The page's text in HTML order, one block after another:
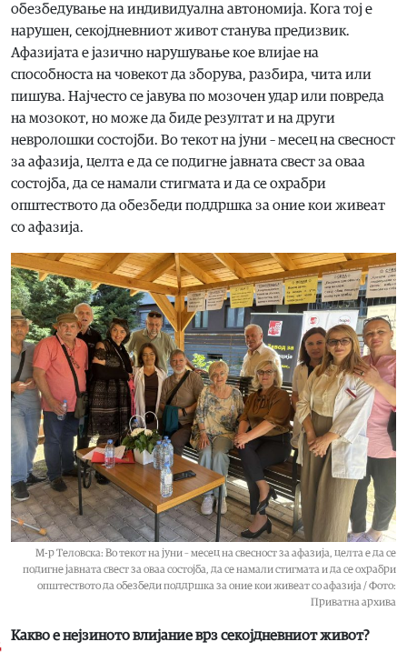
обезбедување на индивидуална автономија. Кога тој е
нарушен, секојдневниот живот станува предизвик.
Афазијата е јазично нарушување кое влијае на
способноста на човекот да зборува, разбира, чита или
пишува. Најчесто се јавува по мозочен удар или повреда
на мозокот, но може да биде резултат и на други
невролошки состојби. Во текот на јуни – месец на свесност
за афазија, целта е да се подигне јавната свест за оваа
состојба, да се намали стигмата и да се охрабри
општеството да обезбеди поддршка за оние кои живеат
со афазија.
М-р Теловска: Во текот на јуни – месец на свесност за афазија, целта е да се
подигне јавната свест за оваа состојба, да се намали стигмата и да се охрабри
општеството да обезбеди поддршка за оние кои живеат со афазија / Фото:
Приватна архива
Какво е нејзиното влијание врз секојдневниот живот?